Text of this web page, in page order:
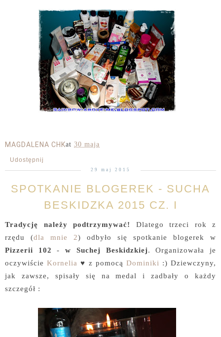
MAGDALENA CHKat 30 maja
Udostępnij
29 maj 2015
SPOTKANIE BLOGEREK - SUCHA
BESKIDZKA 2015 CZ. I
Tradycję należy podtrzymywać!
Dlatego trzeci rok z
rzędu (dla mnie 2) odbyło się spotkanie blogerek w
Pizzerii 102
-w Suchej Beskidzkiej. Organizowała je
oczywiście Kornelia ♥ z pomocą Dominiki :) Dziewczyny,
jak zawsze, spisały się na medal i zadbały o każdy
szczegół :